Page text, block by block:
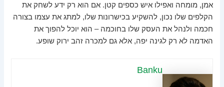
אמן, מומחה ואפילו איש כספים קטן. אם הוא רק ידע לשחק את
הקלפים שלו נכון, להשקיע בכישרונות שלו, למתג את עצמו בצורה
חכמה ולנהל את העסק שלו בחוכמה – הוא יוכל להפוך את
האדמה לא רק לגינה יפה, אלא גם למכרה זהב ירוק שופע.
Banku